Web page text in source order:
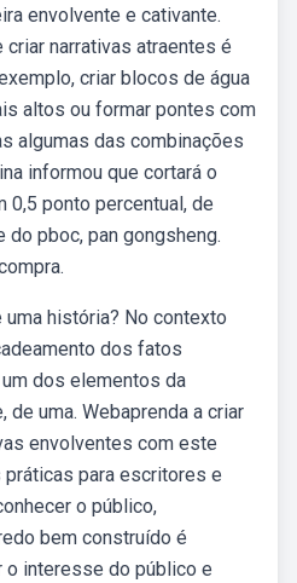
envolvente e cativante.
narrativas atraentes é
criar blocos de água
altos ou formar pontes com
algumas das combinações
informou que cortará o
0,5 ponto percentual, de
pboc, pan gongsheng.
história? No contexto
dos fatos
dos elementos da
de uma. Webaprenda a criar
envolventes com este
para escritores e
o público,
bem construído é
o interesse do público e